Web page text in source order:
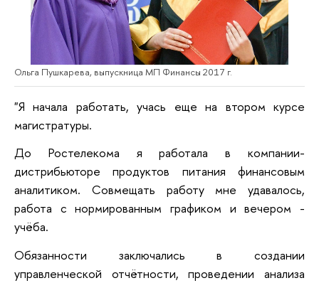
Ольга Пушкарева, выпускница МП Финансы 2017 г.
"Я начала работать, учась еще на втором курсе
магистратуры.
До Ростелекома я работала в компании-
дистрибьюторе продуктов питания финансовым
аналитиком. Совмещать работу мне удавалось,
работа с нормированным графиком и вечером -
учёба.
Обязанности заключались в создании
управленческой отчётности, проведении анализа